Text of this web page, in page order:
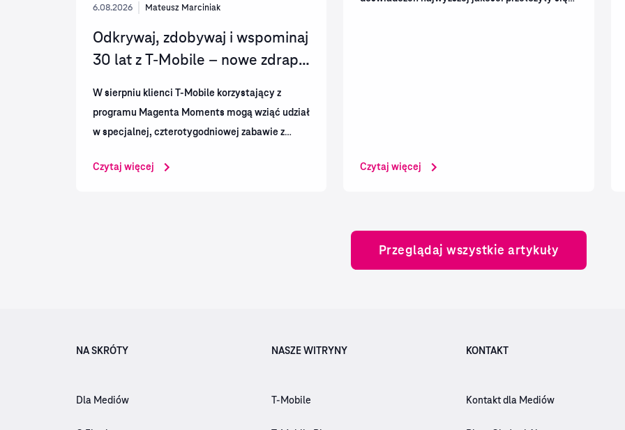
6.08.2026 Mateusz Marciniak
Odkrywaj, zdobywaj i wspominaj
30 lat z T-Mobile – nowe zdrapki
W sierpniu klienci T-Mobile korzystający z
programu Magenta Moments mogą wziąć udział
w specjalnej, czterotygodniowej zabawie z
zaprasza użytkowników do odkrywania
Czytaj więcej Czytaj więcej
Przeglądaj wszystkie artykuły
NA SKRÓTY
Dla Mediów
NASZE WITRYNY
T-Mobile
KONTAKT
Kontakt dla Mediów